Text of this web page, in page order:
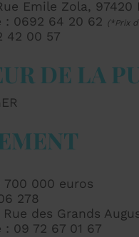
Emile Zola, 97420
: 0692 64 20 62 (*Prix
42 00 57
DE LA
700 000 euros
278
Rue des Grands
: 09 72 67 01 67